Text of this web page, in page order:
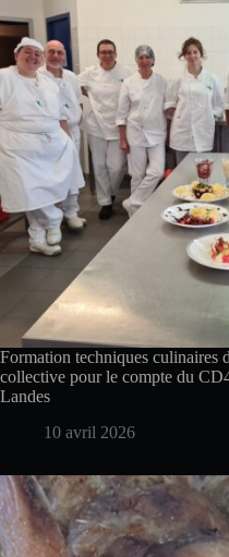
Formation techniques culinaires
collective pour le compte du
Landes
10 avril 2026